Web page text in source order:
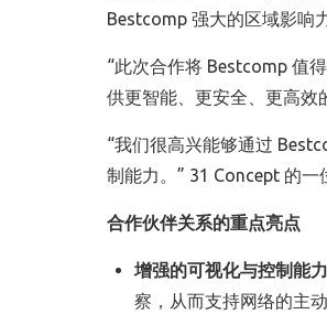
Bestcomp 强大的区域影响
“此次合作将 Bestcomp 值
供更智能、更安全、更高效
“我们很高兴能够通过
制能力。” 31 Concept 的一
合作伙伴关系的重点亮点
增强的可视化与控制能力
察，从而支持网络的主动